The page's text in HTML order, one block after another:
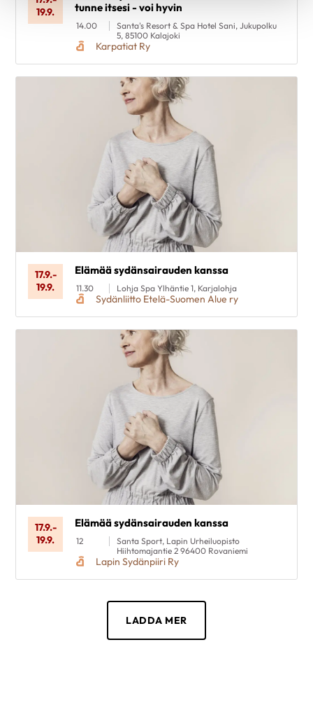
19.9.
tunne itsesi - voi hyvin
14.00
Santa's Resort & Spa Hotel Sani, Jukupolku
5, 85100 Kalajoki
Karpatiat Ry
17.9.-
19.9.
Elämää sydänsairauden kanssa
11.30 Lohja Spa Ylhäntie 1, Karjalohja
Sydänliitto Etelä-Suomen Alue ry
17.9.-
19.9.
Elämää sydänsairauden kanssa
12
Santa Sport, Lapin Urheiluopisto
Hiihtomajantie 2 96400 Rovaniemi
Lapin Sydänpiiri Ry
LADDA MER